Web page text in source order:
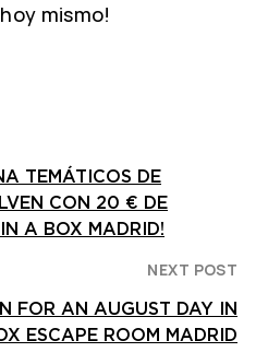
mismo!
TEMÁTICOS DE
CON 20 € DE
A BOX MADRID!
NEXT POST
FOR AN AUGUST DAY IN
ESCAPE ROOM MADRID